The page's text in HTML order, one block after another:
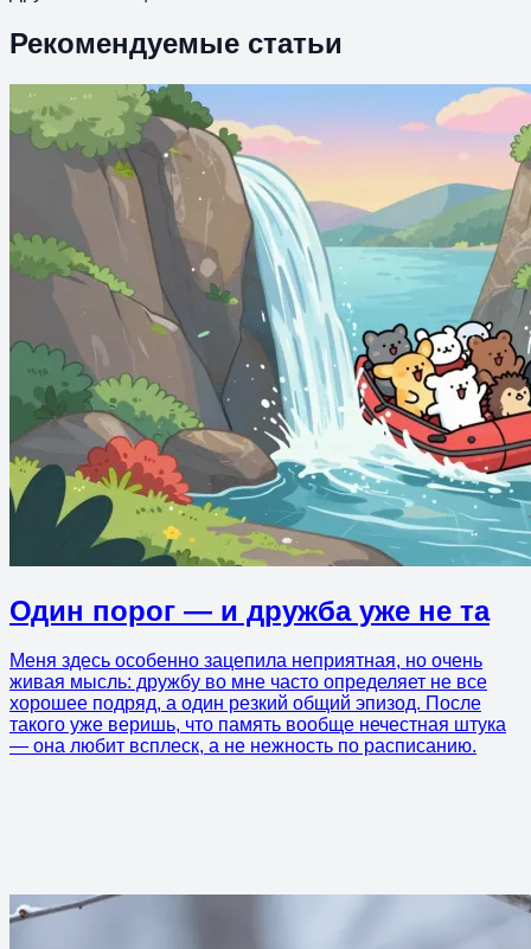
Рекомендуемые статьи
Один порог — и дружба уже не та
Меня здесь особенно зацепила неприятная, но очень
живая мысль: дружбу во мне часто определяет не все
хорошее подряд, а один резкий общий эпизод. После
такого уже веришь, что память вообще нечестная штука
— она любит всплеск, а не нежность по расписанию.